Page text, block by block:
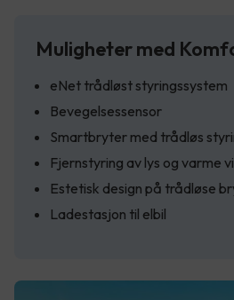
Muligheter med
eNet trådløst styringssystem
Bevegelsessensor
Smartbryter med trådløs
Fjernstyring av lys og varme
Estetisk design på trådløse
Ladestasjon til elbil